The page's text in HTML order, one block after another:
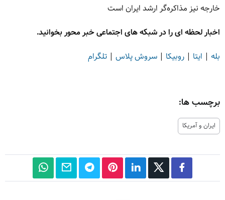
خارجه نیز مذاکره‌گر ارشد ایران است
اخبار لحظه ای را در شبکه های اجتماعی خبر محور بخوانید.
بله | ایتا | روبیکا | سروش پلاس | تلگرام
برچسب ها:
ایران و آمریکا